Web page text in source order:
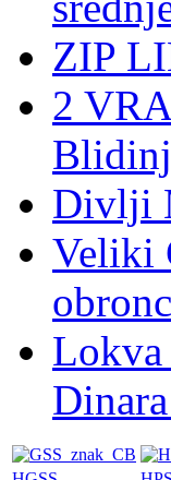
ZIP
2
Divlji
Veliki
Lokva